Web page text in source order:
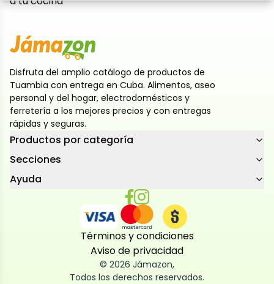
Disfruta del amplio catálogo de productos de
Tuambia con entrega en Cuba. Alimentos, aseo
personal y del hogar, electrodomésticos y
ferretería a los mejores precios y con entregas
rápidas y seguras.
Productos por categoría
Secciones
Ayuda
Términos y condiciones
Aviso de privacidad
© 2026 Jámazon,
Todos los derechos reservados.